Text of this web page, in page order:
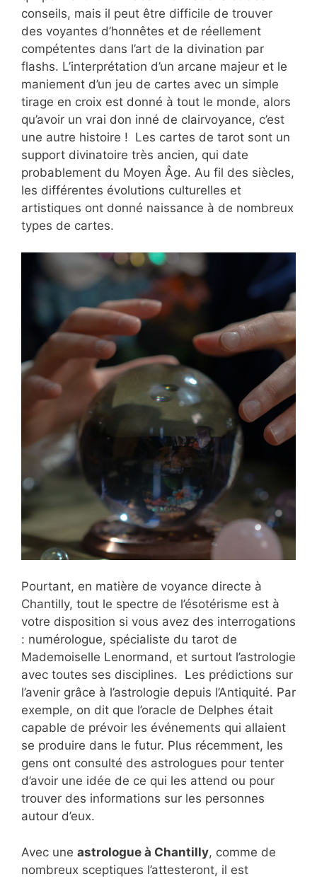
conseils, mais il peut être difficile de trouver
des voyantes d’honnêtes et de réellement
compétentes dans l’art de la divination par
flashs. L’interprétation d’un arcane majeur et le
maniement d’un jeu de cartes avec un simple
tirage en croix est donné à tout le monde, alors
qu’avoir un vrai don inné de clairvoyance, c’est
une autre histoire ! Les cartes de tarot sont un
support divinatoire très ancien, qui date
probablement du Moyen Âge. Au fil des siècles,
les différentes évolutions culturelles et
artistiques ont donné naissance à de nombreux
types de cartes.
Pourtant, en matière de voyance directe à
Chantilly, tout le spectre de l’ésotérisme est à
votre disposition si vous avez des interrogations
: numérologue, spécialiste du tarot de
Mademoiselle Lenormand, et surtout l’astrologie
avec toutes ses disciplines. Les prédictions sur
l’avenir grâce à l’astrologie depuis l’Antiquité. Par
exemple, on dit que l’oracle de Delphes était
capable de prévoir les événements qui allaient
se produire dans le futur. Plus récemment, les
gens ont consulté des astrologues pour tenter
d’avoir une idée de ce qui les attend ou pour
trouver des informations sur les personnes
autour d’eux.
Avec une astrologue à Chantilly, comme de
nombreux sceptiques l’attesteront, il est